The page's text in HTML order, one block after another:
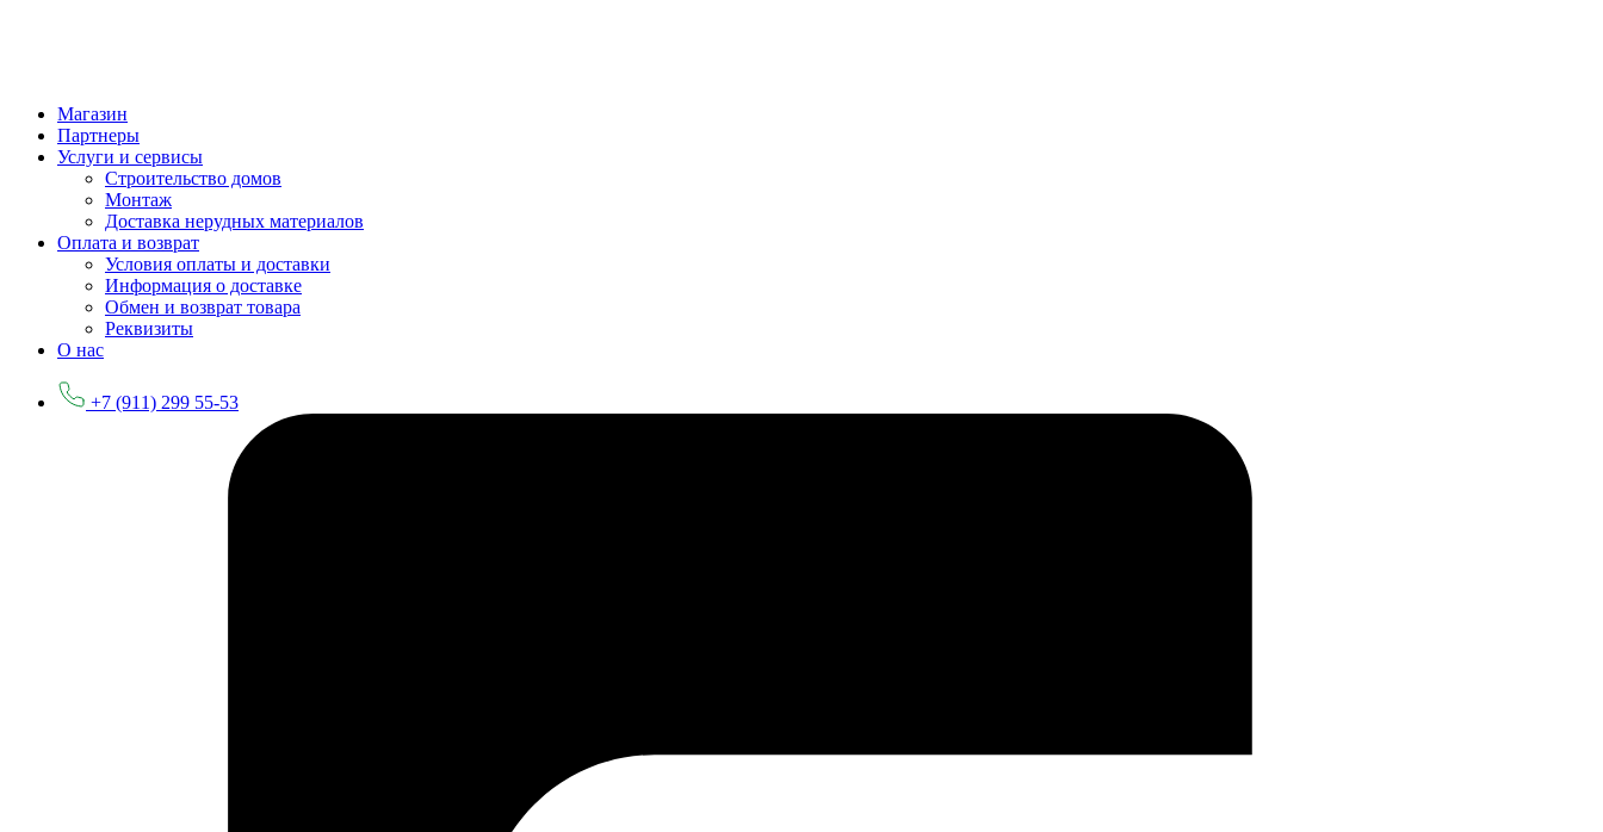
Магазин
Партнеры
Услуги и сервисы
Строительство домов
Монтаж
Доставка нерудных материалов
Оплата и возврат
Условия оплаты и доставки
Информация о доставке
Обмен и возврат товара
Реквизиты
О нас
+7 (911) 299 55-53